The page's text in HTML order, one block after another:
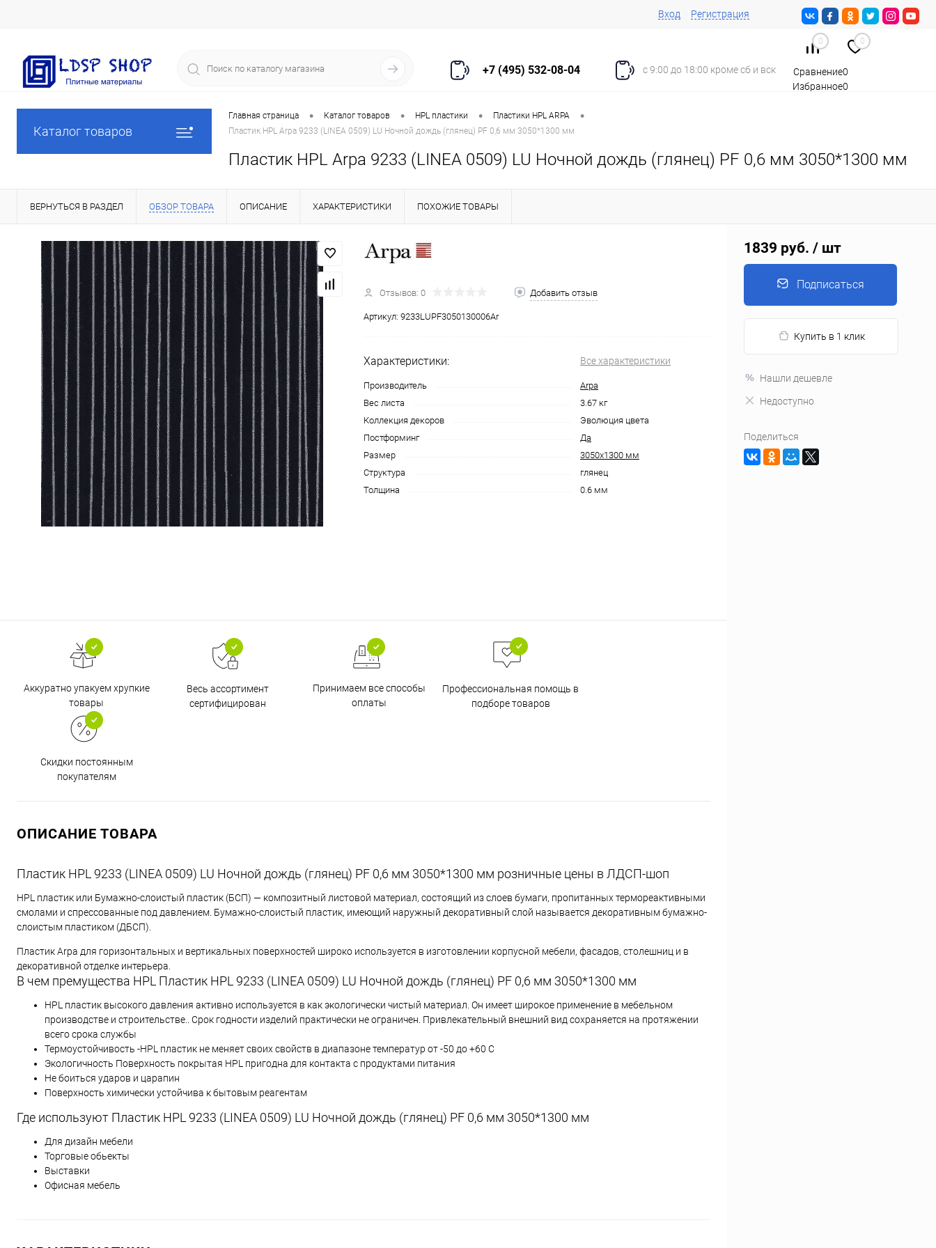
Вход Регистрация
+7 (495) 532-08-04 с 9:00 до 18:00 кроме сб и вск
0 0
Сравнение0
Избранное0
Каталог товаров
Главная страница • Каталог товаров • HPL пластики • Пластики HPL ARPA •
Пластик HPL Arpa 9233 (LINEA 0509) LU Ночной дождь (глянец) PF 0,6 мм 3050*1300 мм
Пластик HPL Arpa 9233 (LINEA 0509) LU Ночной дождь (глянец) PF 0,6 мм 3050*1300 мм
ВЕРНУТЬСЯ В РАЗДЕЛ ОБЗОР ТОВАРА ОПИСАНИЕ ХАРАКТЕРИСТИКИ ПОХОЖИЕ ТОВАРЫ
Отзывов: 0 Добавить отзыв
Артикул: 9233LUPF3050130006Ar
Характеристики: Все характеристики
Производитель
Arpa
Вес листа
3.67 кг
Коллекция декоров
Эволюция цвета
Постформинг
Да
Размер
3050х1300 мм
Структура
глянец
Толщина
0.6 мм
Аккуратно упакуем хрупкие
товары
Весь ассортимент
сертифицирован
Принимаем все способы
оплаты
Профессиональная помощь в
подборе товаров
Скидки постоянным
покупателям
ОПИСАНИЕ ТОВАРА
Пластик HPL 9233 (LINEA 0509) LU Ночной дождь (глянец) PF 0,6 мм 3050*1300 мм розничные цены в ЛДСП-шоп
HPL пластик или Бумажно-слоистый пластик (БСП) — композитный листовой материал, состоящий из слоев бумаги, пропитанных термореактивными
смолами и спрессованные под давлением. Бумажно-слоистый пластик, имеющий наружный декоративный слой называется декоративным бумажно-
слоистым пластиком (ДБСП).
Пластик Arpa для горизонтальных и вертикальных поверхностей широко используется в изготовлении корпусной мебели, фасадов, столешниц и в
декоративной отделке интерьера.
В чем премущества HPL Пластик HPL 9233 (LINEA 0509) LU Ночной дождь (глянец) PF 0,6 мм 3050*1300 мм
HPL пластик высокого давления активно используется в как экологически чистый материал. Он имеет широкое применение в мебельном
производстве и строительстве.. Срок годности изделий практически не ограничен. Привлекательный внешний вид сохраняется на протяжении
всего срока службы
Термоустойчивость -HPL пластик не меняет своих свойств в диапазоне температур от -50 до +60 С
Экологичность Поверхность покрытая HPL пригодна для контакта с продуктами питания
Не боиться ударов и царапин
Поверхность химически устойчива к бытовым реагентам
Где используют Пластик HPL 9233 (LINEA 0509) LU Ночной дождь (глянец) PF 0,6 мм 3050*1300 мм
Для дизайн мебели
Торговые обьекты
Выставки
Офисная мебель
1839 руб. / шт
Подписаться
Купить в 1 клик
Нашли дешевле
Недоступно
Поделиться